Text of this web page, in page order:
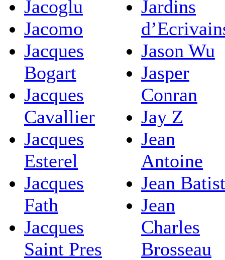
Jacoglu
Jacomo
Jacques
Bogart
Jacques
Cavallier
Jacques
Esterel
Jacques
Fath
Jacques
Saint Pres
Jardins
Jason Wu
Jasper
Conran
Jay Z
Jean
Antoine
Jean Batist
Jean
Charles
Brosseau